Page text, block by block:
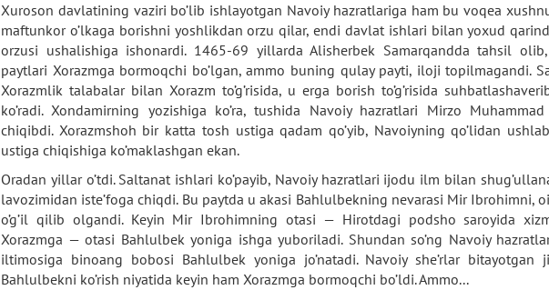
Xuroson davlatining vaziri bo’lib ishlayotgan Navoiy hazratlariga ham bu voqea
maftunkor o’lkaga borishni yoshlikdan orzu qilar, endi davlat ishlari bilan yoxud
orzusi ushalishiga ishonardi. 1465-69 yillarda Alisherbek Samarqandda tahsil
paytlari Xorazmga bormoqchi bo’lgan, ammo buning qulay payti, iloji topilmagandi.
Xorazmlik talabalar bilan Xorazm to’g’risida, u erga borish to’g’risida
ko’radi. Xondamirning yozishiga ko’ra, tushida Navoiy hazratlari Mirzo
chiqibdi. Xorazmshoh bir katta tosh ustiga qadam qo’yib, Navoiyning qo’lidan
ustiga chiqishiga ko’maklashgan ekan.
Oradan yillar o’tdi. Saltanat ishlari ko’payib, Navoiy hazratlari ijodu ilm bilan
lavozimidan iste’foga chiqdi. Bu paytda u akasi Bahlulbekning nevarasi Mir Ibrohimni,
o’g’il qilib olgandi. Keyin Mir Ibrohimning otasi — Hirotdagi podsho saroyida
Xorazmga — otasi Bahlulbek yoniga ishga yuboriladi. Shundan so’ng Navoiy
iltimosiga binoang bobosi Bahlulbek yoniga jo’natadi. Navoiy she’rlar bitayotgan
Bahlulbekni ko’rish niyatida keyin ham Xorazmga bormoqchi bo’ldi. Ammo...